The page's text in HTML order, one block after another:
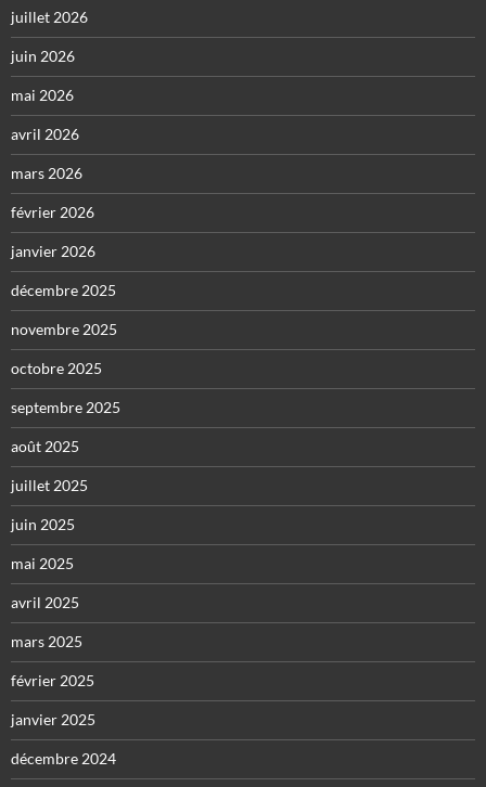
juillet 2026
juin 2026
mai 2026
avril 2026
mars 2026
février 2026
janvier 2026
décembre 2025
novembre 2025
octobre 2025
septembre 2025
août 2025
juillet 2025
juin 2025
mai 2025
avril 2025
mars 2025
février 2025
janvier 2025
décembre 2024